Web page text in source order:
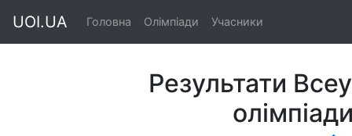
UOI.UA Головна Олімпіади Учасники
Результати